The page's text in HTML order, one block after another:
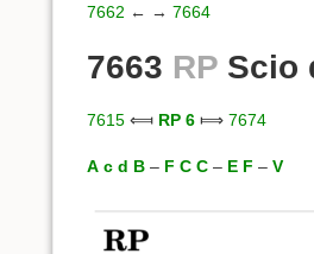
7662 ← → 7664
7663 RP Scio
7615 ⟽ RP 6 ⟾ 7674
A c d B – F C C – E F – V